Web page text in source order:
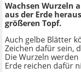
Wachsen Wurzeln
aus der Erde
größeren Topf.
Auch gelbe Blätter
Zeichen dafür sein,
Die Wurzeln
Erde reichen dafür